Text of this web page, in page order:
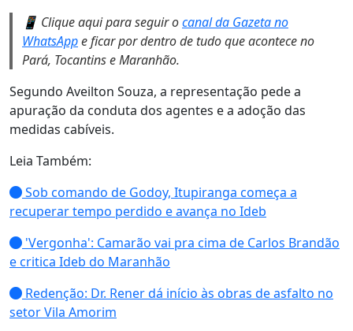
📱 Clique aqui para seguir ocanal da Gazeta no
WhatsAppe ficar por dentro de tudo que acontece no
Pará, Tocantins e Maranhão.
Segundo Aveilton Souza, a representação pede a
apuração da conduta dos agentes e a adoção das
medidas cabíveis.
Leia Também:
Sob comando de Godoy, Itupiranga começa a
recuperar tempo perdido e avança no Ideb
'Vergonha': Camarão vai pra cima de Carlos Brandão
e critica Ideb do Maranhão
Redenção: Dr. Rener dá início às obras de asfalto no
setor Vila Amorim